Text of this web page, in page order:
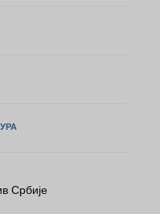
Србије